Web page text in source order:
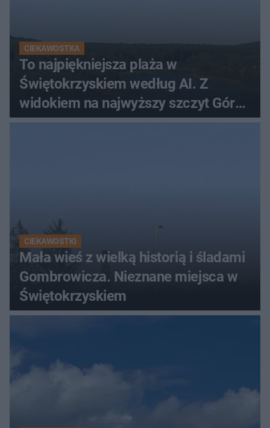
CIEKAWOSTKA
To najpiękniejsza plaża w
Świętokrzyskiem według AI. Z
widokiem na najwyższy szczyt Gór
Świętokrzyskich
CIEKAWOSTKI
Mała wieś z wielką historią i śladami
Gombrowicza. Nieznane miejsca w
Świętokrzyskiem